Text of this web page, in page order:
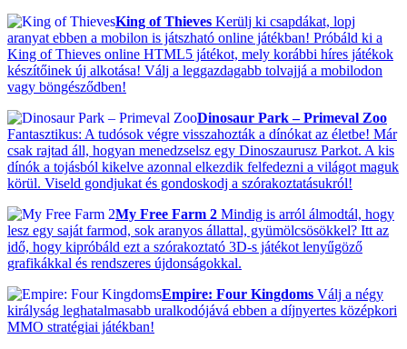
King of Thieves Kerülj ki csapdákat, lopj
aranyat ebben a mobilon is játszható online játékban! Próbáld ki a
King of Thieves online HTML5 játékot, mely korábbi híres játékok
készítőinek új alkotása! Válj a leggazdagabb tolvajjá a mobilodon
vagy böngésződben!
Dinosaur Park – Primeval Zoo
Fantasztikus: A tudósok végre visszahozták a dínókat az életbe! Már
csak rajtad áll, hogyan menedzselsz egy Dinoszaurusz Parkot. A kis
dínók a tojásból kikelve azonnal elkezdik felfedezni a világot maguk
körül. Viseld gondjukat és gondoskodj a szórakoztatásukról!
My Free Farm 2 Mindig is arról álmodtál, hogy
lesz egy saját farmod, sok aranyos állattal, gyümölcsösökkel? Itt az
idő, hogy kipróbáld ezt a szórakoztató 3D-s játékot lenyűgöző
grafikákkal és rendszeres újdonságokkal.
Empire: Four Kingdoms Válj a négy
királyság leghatalmasabb uralkodójává ebben a díjnyertes középkori
MMO stratégiai játékban!